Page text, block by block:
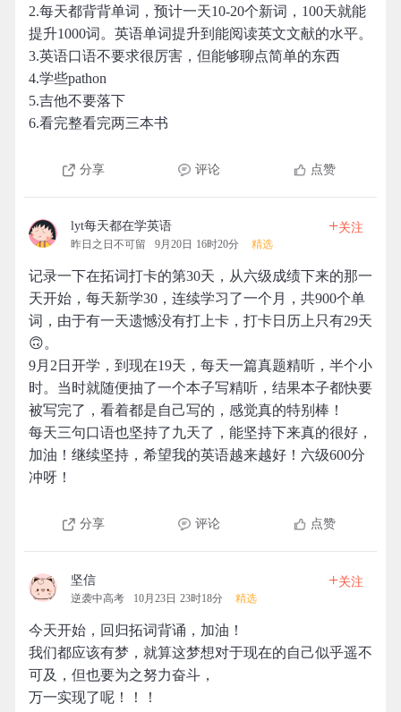
2.每天都背背单词，预计一天10-20个新词，100天就能
提升1000词。英语单词提升到能阅读英文文献的水平。
3.英语口语不要求很厉害，但能够聊点简单的东西
4.学些pathon
5.吉他不要落下
6.看完整看完两三本书
分享 评论 点赞
lyt每天都在学英语
昨日之日不可留 9月20日 16时20分 精选
+关注
记录一下在拓词打卡的第30天，从六级成绩下来的那一
天开始，每天新学30，连续学习了一个月，共900个单
词，由于有一天遗憾没有打上卡，打卡日历上只有29天
🙃。
9月2日开学，到现在19天，每天一篇真题精听，半个小
时。当时就随便抽了一个本子写精听，结果本子都快要
被写完了，看着都是自己写的，感觉真的特别棒！
每天三句口语也坚持了九天了，能坚持下来真的很好，
加油！继续坚持，希望我的英语越来越好！六级600分
冲呀！
分享 评论 点赞
坚信
逆袭中高考 10月23日 23时18分 精选
+关注
今天开始，回归拓词背诵，加油！
我们都应该有梦，就算这梦想对于现在的自己似乎遥不
可及，但也要为之努力奋斗，
万一实现了呢！！！